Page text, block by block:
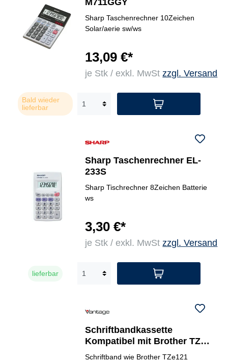
M711GGY
Sharp Taschenrechner 10Zeichen
Solar/aerie sw/ws
13,09 €*
je Stk / exkl. MwStzzgl. Versand
Bald wieder
lieferbar
Sharp Taschenrechner EL-
233S
Sharp Tischrechner 8Zeichen Batterie
ws
3,30 €*
je Stk / exkl. MwStzzgl. Versand
lieferbar
Schriftbandkassette
Kompatibel mit Brother TZe-
121
Schriftband wie Brother TZe121